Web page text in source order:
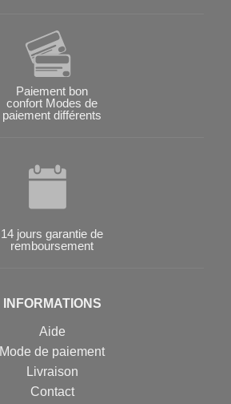
Paiement bon
confort Modes de
paiement différents
14 jours garantie de
remboursement
INFORMATIONS
Aide
Mode de paiement
Livraison
Contact